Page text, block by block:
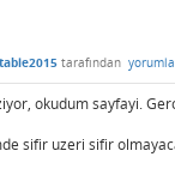
tarafından
okudum sayfayi.
sifir uzeri sifir